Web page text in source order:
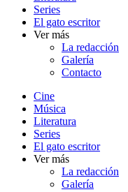
Series
El gato escritor
Ver más
La redacción
Galería
Contacto
Cine
Música
Literatura
Series
El gato escritor
Ver más
La redacción
Galería